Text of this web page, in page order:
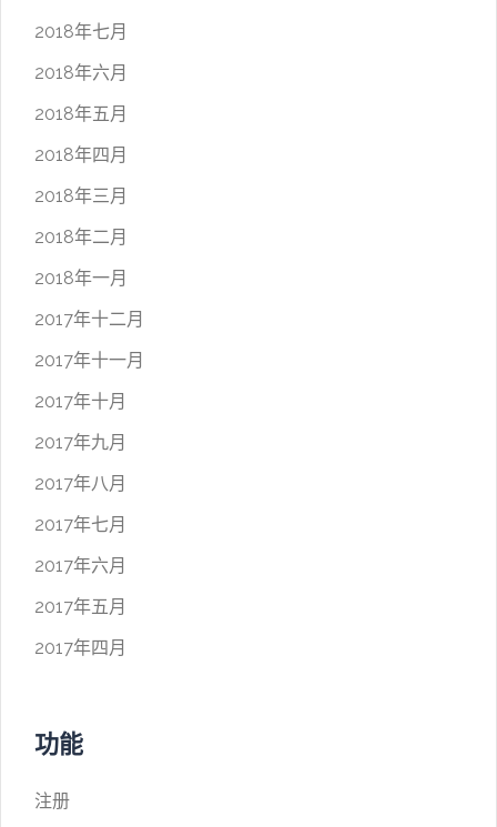
2018年七月
2018年六月
2018年五月
2018年四月
2018年三月
2018年二月
2018年一月
2017年十二月
2017年十一月
2017年十月
2017年九月
2017年八月
2017年七月
2017年六月
2017年五月
2017年四月
功能
注册